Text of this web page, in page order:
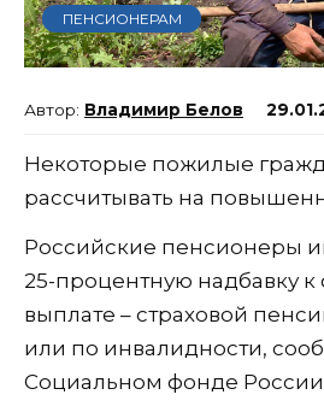
ПЕНСИОНЕРАМ
Владимир Белов
Некоторые пожилые
рассчитывать на
Российские пенсионеры
25-процентную надбавку
выплате – страховой
или по инвалидности,
Социальном фонде